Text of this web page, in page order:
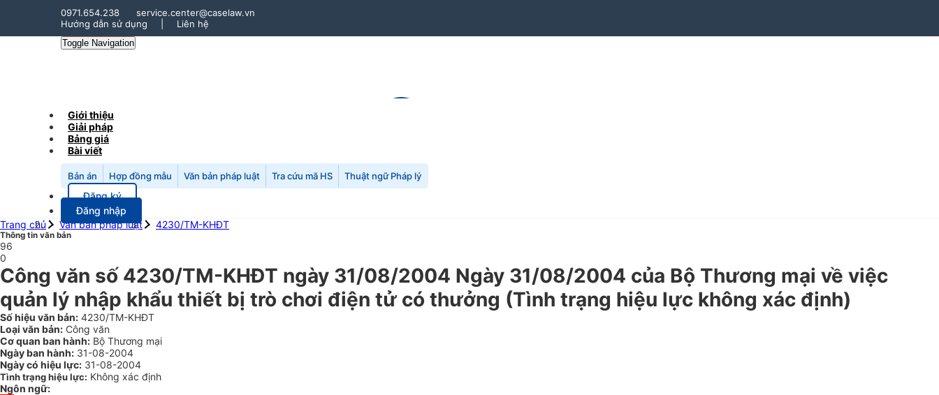
0971.654.238
service.center@caselaw.vn
Hướng dẫn sử dụng
Liên hệ
Toggle Navigation
Giới thiệu
Giải pháp
Bảng giá
Bài viết
Bản án Hợp đồng mẫu Văn bản pháp luật Tra cứu mã HS Thuật ngữ Pháp lý
Đăng ký
Đăng nhập
Trang chủ
Văn bản pháp luật 4230/TM-KHĐT
Thông tin văn bản
96
0
Công văn số 4230/TM-KHĐT ngày 31/08/2004 Ngày 31/08/2004 của Bộ Thương mại về việc
quản lý nhập khẩu thiết bị trò chơi điện tử có thưởng (Tình trạng hiệu lực không xác định)
Số hiệu văn bản: 4230/TM-KHĐT
Loại văn bản: Công văn
Cơ quan ban hành: Bộ Thương mại
Ngày ban hành: 31-08-2004
Ngày có hiệu lực: 31-08-2004
Tình trạng hiệu lực: Không xác định
Ngôn ngữ: